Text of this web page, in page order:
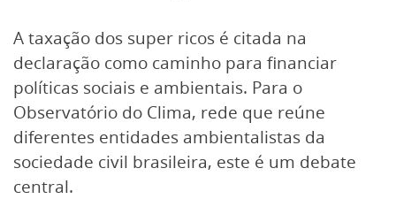
A taxação dos super ricos é citada na
declaração como caminho para financiar
políticas sociais e ambientais. Para o
Observatório do Clima, rede que reúne
diferentes entidades ambientalistas da
sociedade civil brasileira, este é um debate
central.